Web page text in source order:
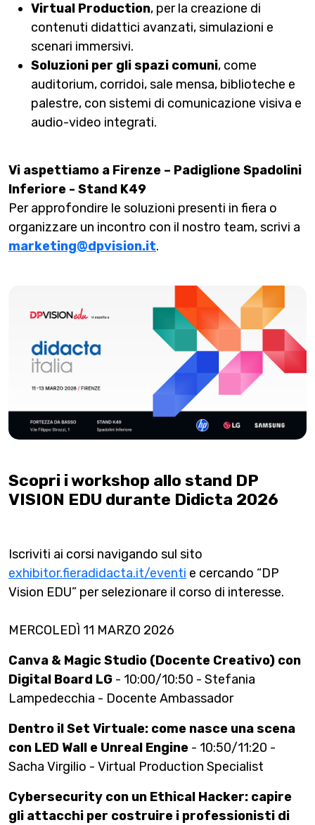
Virtual Production, per la creazione di
contenuti didattici avanzati, simulazioni e
scenari immersivi.
Soluzioni per gli spazi comuni, come
auditorium, corridoi, sale mensa, biblioteche e
palestre, con sistemi di comunicazione visiva e
audio-video integrati.
Vi aspettiamo a Firenze – Padiglione Spadolini
Inferiore - Stand K49
Per approfondire le soluzioni presenti in fiera o
organizzare un incontro con il nostro team, scrivi a
marketing@dpvision.it.
Scopri i workshop allo stand DP
VISION EDU durante Didicta 2026
Iscriviti ai corsi navigando sul sito
exhibitor.fieradidacta.it/eventi e cercando “DP
Vision EDU” per selezionare il corso di interesse.
MERCOLEDÌ 11 MARZO 2026
Canva & Magic Studio (Docente Creativo) con
Digital Board LG - 10:00/10:50 - Stefania
Lampedecchia - Docente Ambassador
Dentro il Set Virtuale: come nasce una scena
con LED Wall e Unreal Engine - 10:50/11:20 -
Sacha Virgilio - Virtual Production Specialist
Cybersecurity con un Ethical Hacker: capire
gli attacchi per costruire i professionisti di